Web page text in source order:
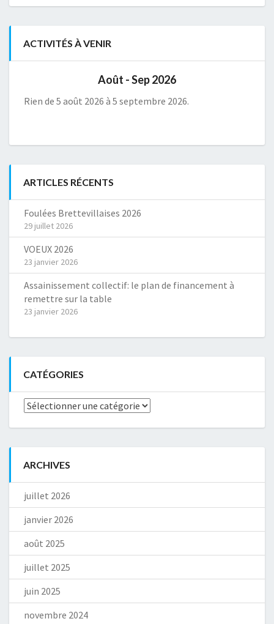
ACTIVITÉS À VENIR
Août - Sep 2026
Rien de 5 août 2026 à 5 septembre 2026.
ARTICLES RÉCENTS
Foulées Brettevillaises 2026
29 juillet 2026
VOEUX 2026
23 janvier 2026
Assainissement collectif: le plan de financement à
remettre sur la table
23 janvier 2026
CATÉGORIES
Catégories
ARCHIVES
juillet 2026
janvier 2026
août 2025
juillet 2025
juin 2025
novembre 2024